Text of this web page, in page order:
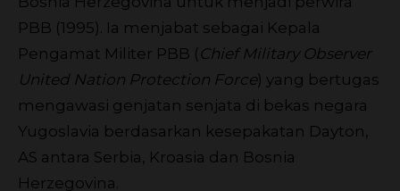
PBB (1995). Ia menjabat sebagai Kepala
Pengamat Militer PBB ( Chief Military Observer
United Nation Protection Force) yang bertugas
mengawasi genjatan senjata di bekas negara
Yugoslavia berdasarkan kesepakatan Dayton,
AS antara Serbia, Kroasia dan Bosnia
Herzegovina.